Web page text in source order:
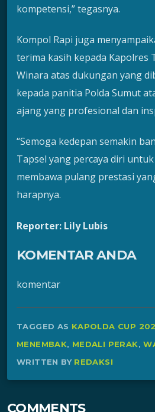
kompetensi,” tegasnya.
Kompol Rapi juga
terima kasih kepada Kapolres
Winara atas dukungan yang
kepada panitia Polda Sumut
ajang yang profesional dan
“Semoga kedepan semakin
Tapsel yang percaya diri
membawa pulang prestasi
harapnya.
Reporter: Lily Lubis
KOMENTAR ANDA
komentar
TAGGED AS KAPOLDA CUP
MENEMBAK, MEDALI PERAK,
WRITTEN BY REDAKSI
COMMENTS